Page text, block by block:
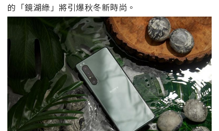
的「鏡湖綠」將引爆秋冬新時尚。